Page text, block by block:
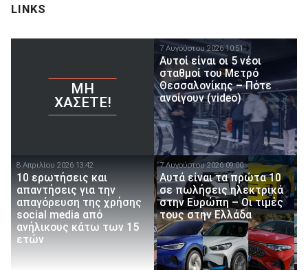
LINKS
ΜΗ
ΧΆΣΕΤΕ!
7 Αυγούστου 2026 10:51
Αυτοί είναι οι 5 νέοι
σταθμοί του Μετρό
Θεσσαλονίκης – Πότε
ανοίγουν (video)
8 Απριλίου 2026 13:42
10 ερωτήσεις και
απαντήσεις για την
απαγόρευση της χρήσης
social media από
ανήλικους κάτω των 15
ετών
7 Αυγούστου 2026 09:00
Αυτά είναι τα πρώτα 10
σε πωλήσεις ηλεκτρικά
στην Ευρώπη – Οι τιμές
τους στην Ελλάδα